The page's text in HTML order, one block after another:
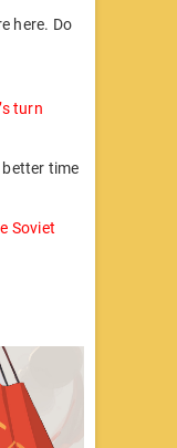
here. Do
turn
better time
Soviet